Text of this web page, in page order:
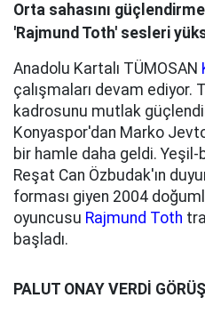
Orta sahasını
'Rajmund Toth' sesleri
Anadolu Kartalı TÜMOSAN
çalışmaları devam ediyor.
kadrosunu mutlak
Konyaspor'dan Marko
bir hamle daha geldi.
Reşat Can Özbudak'ın
forması giyen 2004
oyuncusu Rajmund Toth
başladı.
PALUT ONAY VERDİ